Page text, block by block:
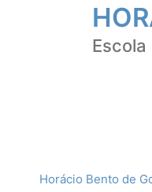
Escola
Horácio Bento de